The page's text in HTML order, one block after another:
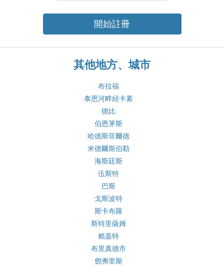
開始註冊
其他地方、城市
布拉福
泰恩河畔紐卡素
德比
伯恩茅斯
哈德斯菲爾德
米德爾斯伯勒
海斯廷斯
伍斯特
巴斯
戈斯波特
斯卡布羅
斯特里薩姆
賴蓋特
布里真德市
鄧弗里斯